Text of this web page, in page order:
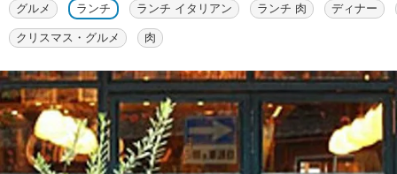
グルメ ランチ ランチ イタリアン ランチ 肉 ディナー
クリスマス・グルメ 肉